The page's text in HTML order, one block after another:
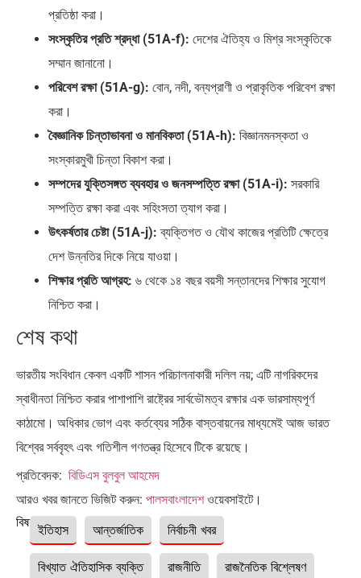
প্রতিষ্ঠা করা।
সংস্কৃতির প্রতি শ্রদ্ধা (51A-f): দেশের ঐতিহ্য ও মিশ্র সংস্কৃতিকে
সম্মান জানানো।
পরিবেশ রক্ষা (51A-g): বোন, নদী, বন্যপ্রাণী ও প্রাকৃতিক পরিবেশ রক্ষা
করা।
বৈজ্ঞানিক চিন্তাভাবনা ও মানবিকতা (51A-h): বিজ্ঞানমনস্কতা ও
সংস্কারমুখী চিন্তা বিকাশ করা।
সম্পদের যুক্তিসঙ্গত ব্যবহার ও জনসম্পত্তি রক্ষা (51A-i): সরকারি
সম্পত্তি রক্ষা করা এবং সহিংসতা ত্যাগ করা।
উৎকর্ষতার চেষ্টা (51A-j): ব্যক্তিগত ও যৌথ কাজের প্রতিটি ক্ষেত্রে
দেশ উন্নতির দিকে নিয়ে যাওয়া।
শিক্ষার প্রতি আগ্রহ: ৬ থেকে ১৪ বছর বয়সী সন্তানদের শিক্ষার সুযোগ
নিশ্চিত করা।
শেষ কথা
ভারতীয় সংবিধান কেবল একটি শাসন পরিচালনাকারী দলিল নয়; এটি নাগরিকদের
স্বাধীনতা নিশ্চিত করার পাশাপাশি রাষ্ট্রের সার্বভৌমত্ব রক্ষার এক ভারসাম্যপূর্ণ
কাঠামো। অধিকার ভোগ এবং কর্তব্যের সঠিক বাস্তবায়নের মাধ্যমেই আজ ভারত
বিশ্বের সর্ববৃহৎ এবং গতিশীল গণতন্ত্র হিসেবে টিকে রয়েছে।
প্রতিবেদক: বিডিএস বুলবুল আহমেদ
আরও খবর জানতে ভিজিট করুন: পালসবাংলাদেশওয়েবসাইটে।
বিষয়ঃইতিহাস আন্তর্জাতিক নির্বাচনী খবর
বিখ্যাত ঐতিহাসিক ব্যক্তি রাজনীতি রাজনৈতিক বিশ্লেষণ